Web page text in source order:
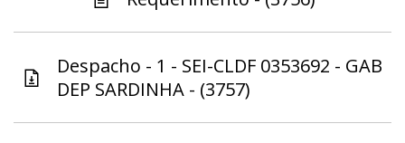
Despacho - 1 - SEI-CLDF 0353692 - GAB
DEP SARDINHA - (3757)